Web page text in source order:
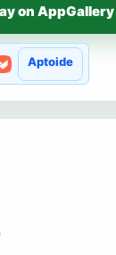
on AppGallery
Aptoide